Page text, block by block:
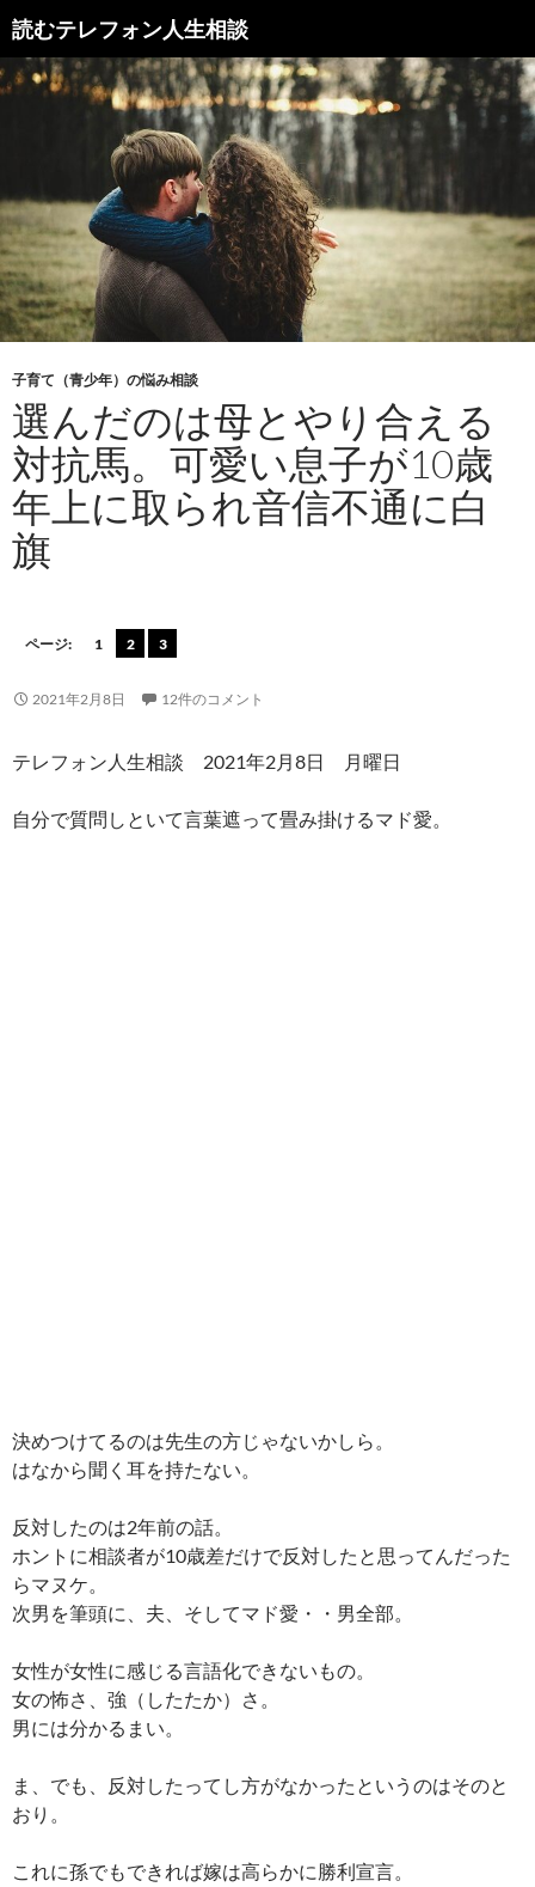
読むテレフォン人生相談
子育て（青少年）の悩み相談
選んだのは母とやり合える
対抗馬。可愛い息子が10歳
年上に取られ音信不通に白
旗
ページ: 1 2 3
2021年2月8日 12件のコメント
テレフォン人生相談 2021年2月8日 月曜日
自分で質問しといて言葉遮って畳み掛けるマド愛。
決めつけてるのは先生の方じゃないかしら。
はなから聞く耳を持たない。
反対したのは2年前の話。
ホントに相談者が10歳差だけで反対したと思ってんだった
らマヌケ。
次男を筆頭に、夫、そしてマド愛・・男全部。
女性が女性に感じる言語化できないもの。
女の怖さ、強（したたか）さ。
男には分かるまい。
ま、でも、反対したってし方がなかったというのはそのと
おり。
これに孫でもできれば嫁は高らかに勝利宣言。